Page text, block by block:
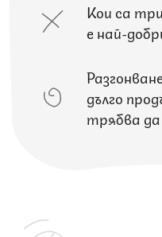
Кои са
е най-
дълго
трябва